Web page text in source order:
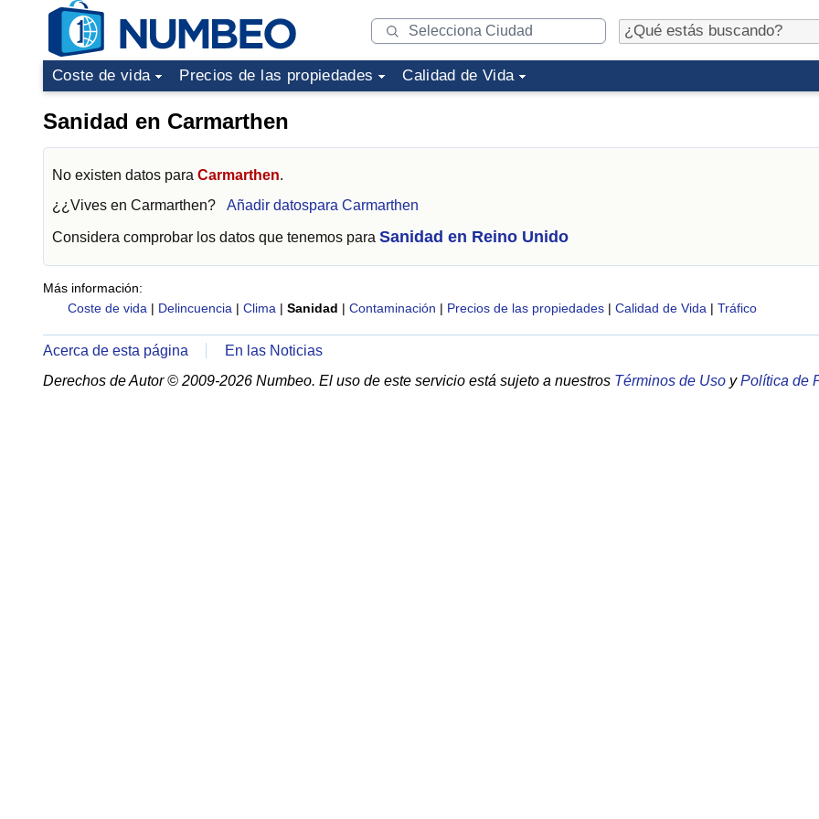
Coste de vida Precios de las propiedades Calidad de Vida
Sanidad en Carmarthen
No existen datos para Carmarthen.
¿¿Vives en Carmarthen? Añadir datospara Carmarthen
Considera comprobar los datos que tenemos para Sanidad en Reino Unido
Más información:
Coste de vida | Delincuencia | Clima | Sanidad | Contaminación | Precios de las propiedades | Calidad de Vida | Tráfico
Acerca de esta página
En las Noticias
Derechos de Autor © 2009-2026 Numbeo. El uso de este servicio está sujeto a nuestros Términos de Uso yPolítica de